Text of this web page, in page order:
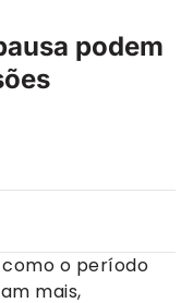
podem
o período
mais,